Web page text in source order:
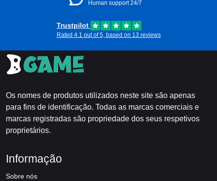
Human support 24/7
Trustpilot
Rated 4.1 out of 5, based on 13 reviews
Os nomes de produtos utilizados neste site são apenas
para fins de identificação. Todas as marcas comerciais e
marcas registradas são propriedade dos seus respetivos
proprietários.
Informação
Sobre nós